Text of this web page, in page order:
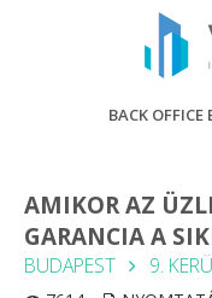
BACK OFFICE
AMIKOR AZ
GARANCIA A
BUDAPEST 9.